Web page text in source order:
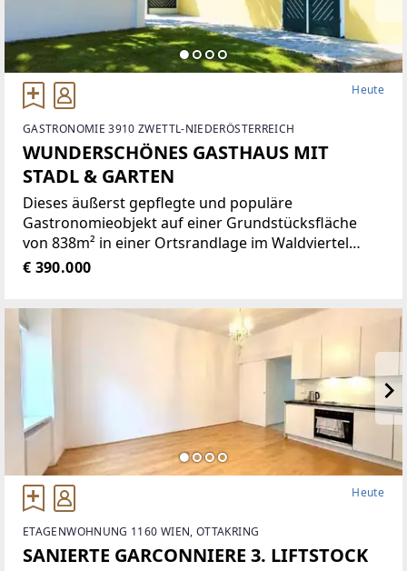
Heute
GASTRONOMIE 3910 ZWETTL-NIEDERÖSTERREICH
WUNDERSCHÖNES GASTHAUS MIT
STADL & GARTEN
Dieses äußerst gepflegte und populäre
Gastronomieobjekt auf einer Grundstücksfläche
von 838m² in einer Ortsrandlage im Waldviertel
bietet eine Vielzahl von Nutzungsmöglichkeiten wie
€ 390.000
Heute
ETAGENWOHNUNG 1160 WIEN, OTTAKRING
SANIERTE GARCONNIERE 3. LIFTSTOCK